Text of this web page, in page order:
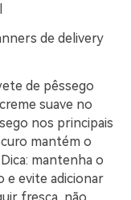
de delivery
de pêssego
suave no
nos principais
mantém o
mantenha o
e evite adicionar